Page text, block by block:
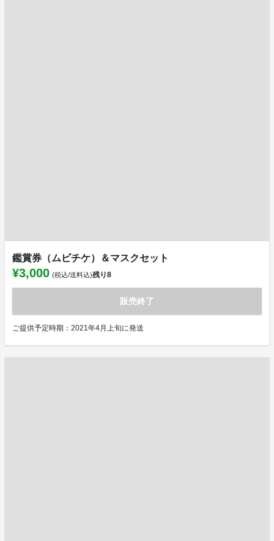
鑑賞券（ムビチケ）＆マスクセット
¥3,000 (税込/送料込)残り8
販売終了
ご提供予定時期：2021年4月上旬に発送